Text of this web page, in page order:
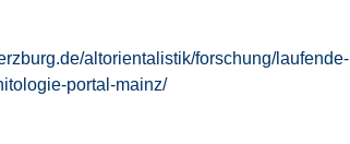
altorientalistik/forschung/laufende-
portal-mainz/